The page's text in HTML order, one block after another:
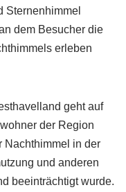
Sternenhimmel
dem Besucher die
erleben
geht auf
der Region
Nachthimmel in der
und anderen
beeinträchtigt wurde.